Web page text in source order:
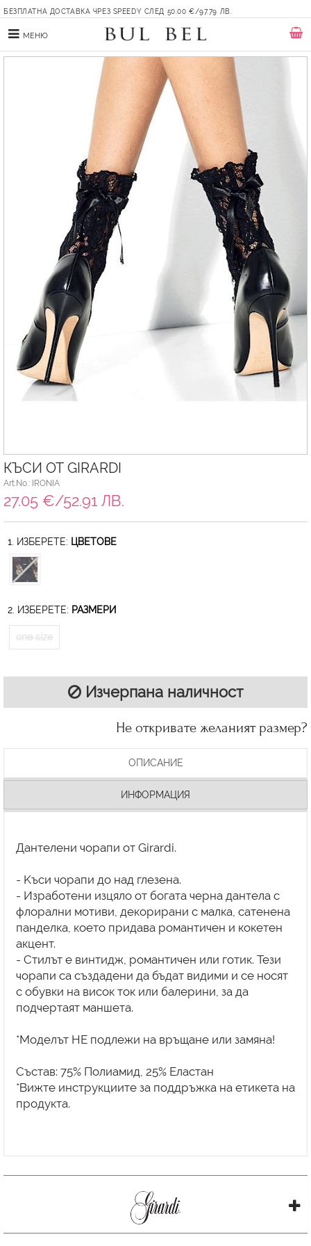
БЕЗПЛАТНА ДОСТАВКА ЧРЕЗ SPEEDY СЛЕД 50.00 €/97.79 ЛВ.
МЕНЮ
КЪСИ ОТ GIRARDI
Art.No.: IRONIA
27.05 €/52.91 ЛВ.
1. ИЗБЕРЕТЕ: ЦВЕТОВЕ
2. ИЗБЕРЕТЕ: РАЗМЕРИ
one size
Изчерпана наличност
Не откривате желаният размер?
ОПИСАНИЕ
ИНФОРМАЦИЯ
Дантелени чорапи от Girardi.
- Kъси чорапи до над глезена.
- Изработени изцяло от богата черна дантела с
флорални мотиви, декорирани с малка, сатенена
панделка, което придава романтичен и кокетен
акцент.
- Стилът е винтидж, романтичен или готик. Тези
чорапи са създадени да бъдат видими и се носят
с обувки на висок ток или балерини, за да
подчертаят маншета.
*Моделът НЕ подлежи на връщане или замяна!
Състав: 75% Полиамид, 25% Еластан
*Вижте инструкциите за поддръжка на етикета на
продукта.